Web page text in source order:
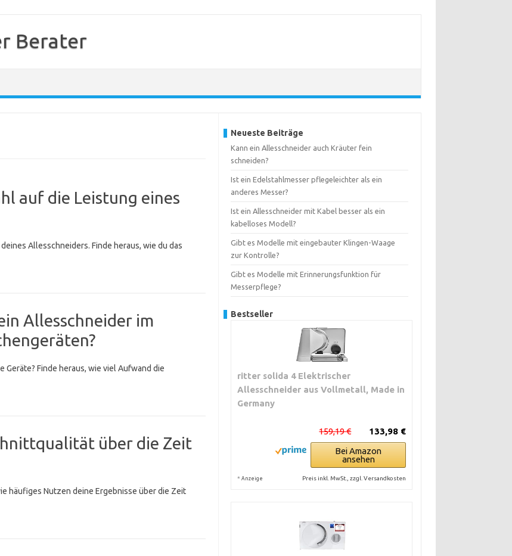
Berater
auf die Leistung eines
Allesschneiders. Finde heraus, wie du das
Allesschneider im
Finde heraus, wie viel Aufwand die
über die Zeit
häufiges Nutzen deine Ergebnisse über die Zeit
Neueste Beiträge
Kann ein Allesschneider auch Kräuter fein
schneiden?
Ist ein Edelstahlmesser pflegeleichter als ein
anderes Messer?
Ist ein Allesschneider mit Kabel besser als ein
kabelloses Modell?
Gibt es Modelle mit eingebauter Klingen-Waage
zur Kontrolle?
Gibt es Modelle mit Erinnerungsfunktion für
Messerpflege?
Bestseller
ritter solida 4 Elektrischer
Allesschneider aus Vollmetall, Made in
Germany
133,98 €
159,19 €
Bei Amazon
ansehen
* Anzeige Preis inkl. MwSt., zzgl. Versandkosten